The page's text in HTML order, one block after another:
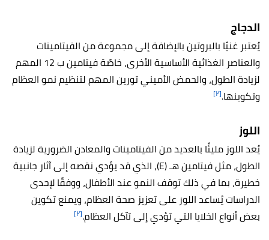
الدجاج
يُعتبر غنيًا بالبروتين بالإضافة إلى مجموعة من الفيتامينات
والعناصر الغذائية الأساسية الأخرى، خاصًة فيتامين ب 12 المهم
لزيادة الطول، والحمض الأميني تورين المهم لتنظيم نمو العظام
وتكوينها.[٢]
اللوز
يُعد اللوز مليئًا بالعديد من الفيتامينات والمعادن الضرورية لزيادة
الطول، مثل فيتامين هـ (E)، الذي قد يؤدي نقصه إلى آثار جانبية
خطيرة، بما في ذلك توقف النمو عند الأطفال، ووفقًا لإحدى
الدراسات يُساعد اللوز على تعزيز صحة العظام، ويمنع تكوين
بعض أنواع الخلايا التي تؤدي إلى تآكل العظام.[٢]